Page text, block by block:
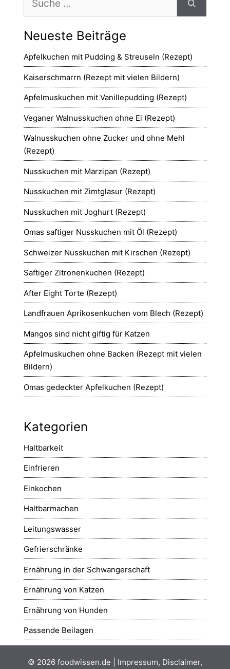
nach:
Neueste Beiträge
Apfelkuchen mit Pudding & Streuseln (Rezept)
Kaiserschmarrn (Rezept mit vielen Bildern)
Apfelmuskuchen mit Vanillepudding (Rezept)
Veganer Walnusskuchen ohne Ei (Rezept)
Walnusskuchen ohne Zucker und ohne Mehl
(Rezept)
Nusskuchen mit Marzipan (Rezept)
Nusskuchen mit Zimtglasur (Rezept)
Nusskuchen mit Joghurt (Rezept)
Omas saftiger Nusskuchen mit Öl (Rezept)
Schweizer Nusskuchen mit Kirschen (Rezept)
Saftiger Zitronenkuchen (Rezept)
After Eight Torte (Rezept)
Landfrauen Aprikosenkuchen vom Blech (Rezept)
Mangos sind nicht giftig für Katzen
Apfelmuskuchen ohne Backen (Rezept mit vielen
Bildern)
Omas gedeckter Apfelkuchen (Rezept)
Kategorien
Haltbarkeit
Einfrieren
Einkochen
Haltbarmachen
Leitungswasser
Gefrierschränke
Ernährung in der Schwangerschaft
Ernährung von Katzen
Ernährung von Hunden
Passende Beilagen
© 2026 foodwissen.de
Impressum, Disclaimer,